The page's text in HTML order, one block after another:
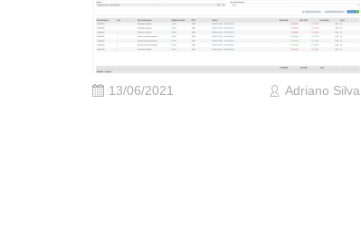
13/06/2021 Adriano Silva